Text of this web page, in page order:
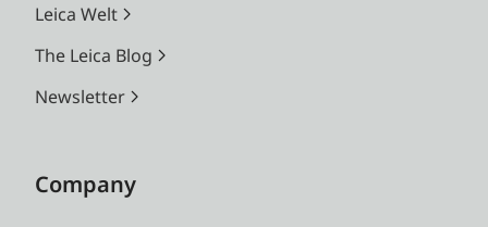
Leica Welt
The Leica Blog
Newsletter
Company